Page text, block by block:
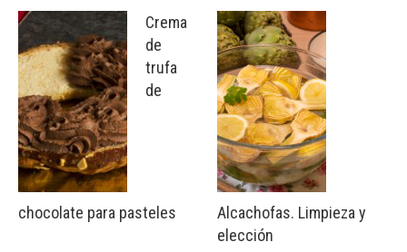
Crema
de
trufa
de
chocolate para pasteles
Alcachofas. Limpieza y
elección